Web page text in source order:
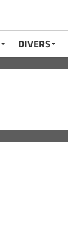
DIVERS